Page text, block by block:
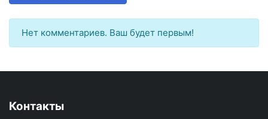
Нет комментариев. Ваш будет первым!
Контакты